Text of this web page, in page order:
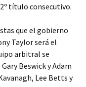
título consecutivo.
que el gobierno
Taylor será el
arbitral se
Beswick y Adam
Lee Betts y